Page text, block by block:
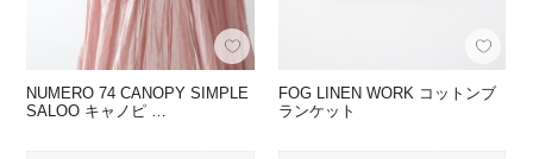
NUMERO 74 CANOPY SIMPLE
SALOO キャノピ …
FOG LINEN WORK コットンブ
ランケット